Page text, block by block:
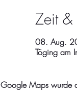
Zeit &
08. Aug.
Töging am
Google Maps wurde